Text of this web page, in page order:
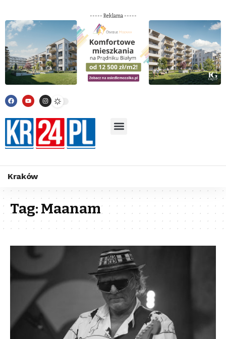
----- Reklama -----
Kraków
Tag:Maanam